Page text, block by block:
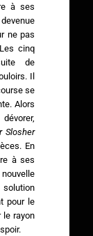
à ses
ne pas
cinq
de
Il
se
Alors
Slosher
En
à ses
solution
pour le
le rayon